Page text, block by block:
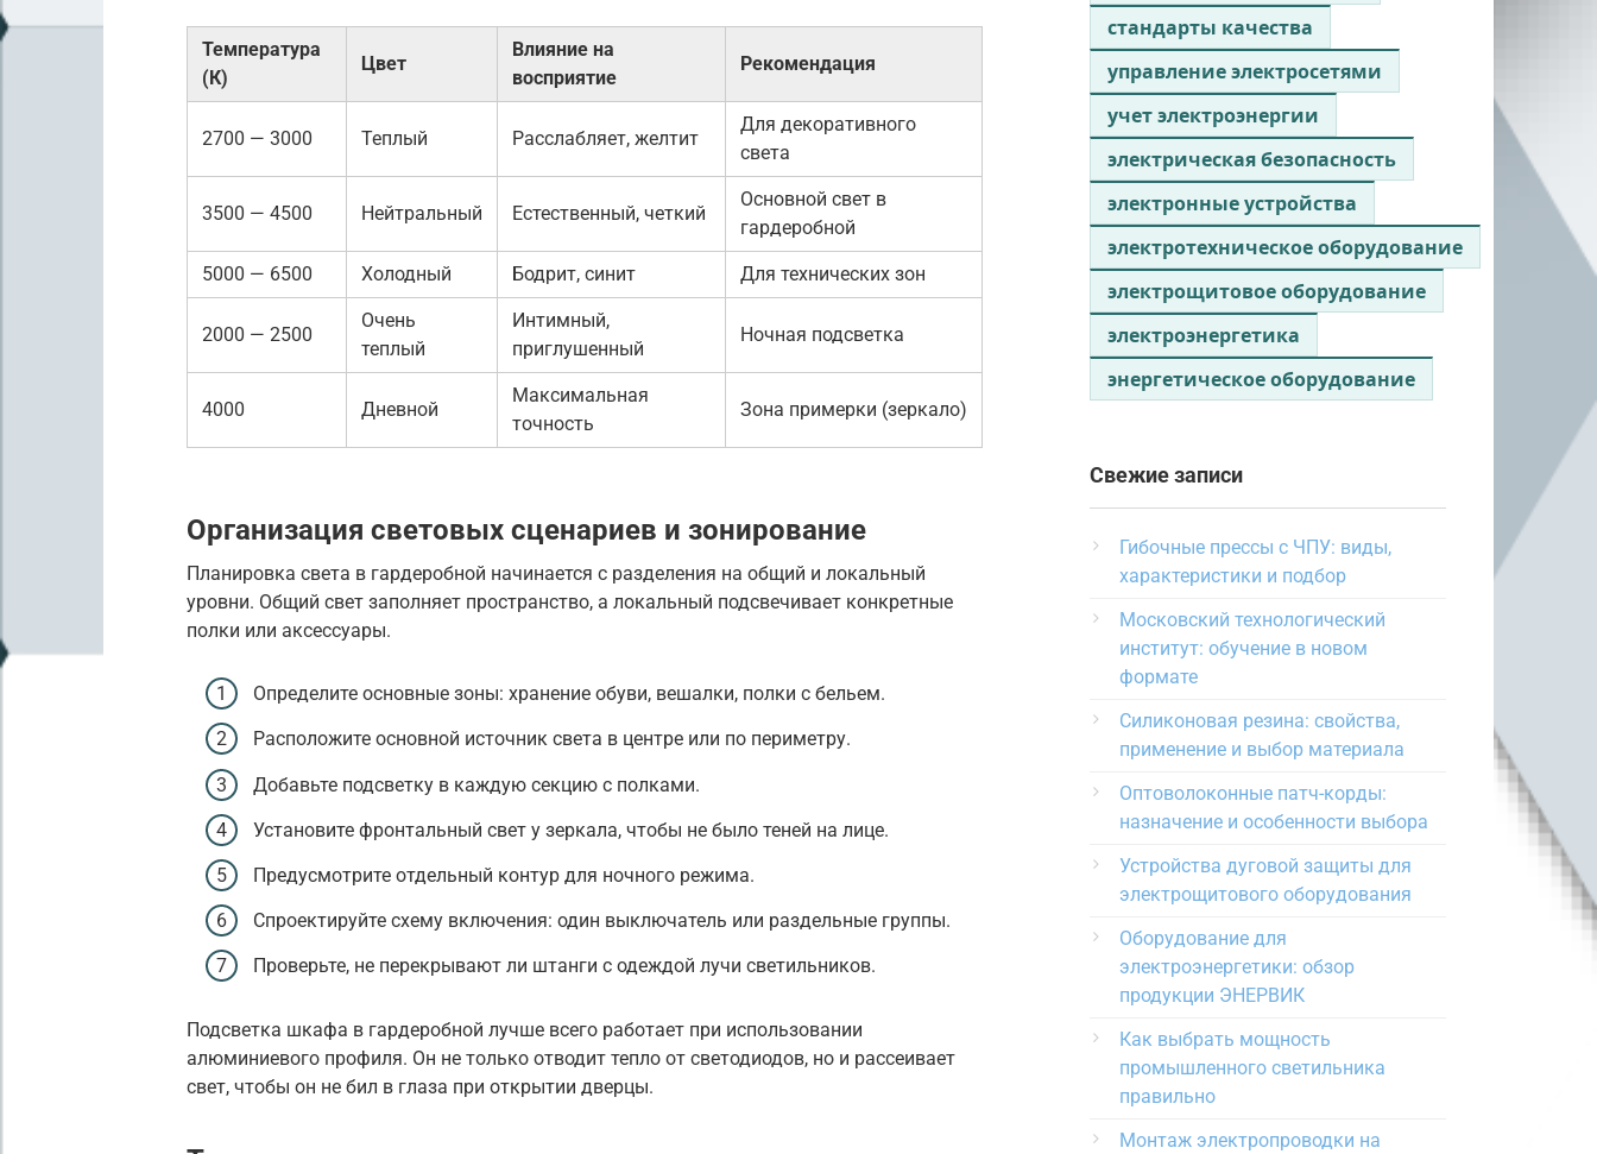
Температура
(К)
Цвет
Влияние на
восприятие
Рекомендация
2700 — 3000 Теплый Расслабляет, желтит
Для декоративного
света
3500 — 4500 Нейтральный Естественный, четкий
Основной свет в
гардеробной
5000 — 6500 Холодный Бодрит, синит Для технических зон
2000 — 2500
Очень
теплый
Интимный,
приглушенный
Ночная подсветка
4000 Дневной
Максимальная
точность
Зона примерки (зеркало)
Организация световых сценариев и зонирование
Планировка света в гардеробной начинается с разделения на общий и локальный
уровни. Общий свет заполняет пространство, а локальный подсвечивает конкретные
полки или аксессуары.
Определите основные зоны: хранение обуви, вешалки, полки с бельем.
Расположите основной источник света в центре или по периметру.
Добавьте подсветку в каждую секцию с полками.
Установите фронтальный свет у зеркала, чтобы не было теней на лице.
Предусмотрите отдельный контур для ночного режима.
Спроектируйте схему включения: один выключатель или раздельные группы.
Проверьте, не перекрывают ли штанги с одеждой лучи светильников.
Подсветка шкафа в гардеробной лучше всего работает при использовании
алюминиевого профиля. Он не только отводит тепло от светодиодов, но и рассеивает
свет, чтобы он не бил в глаза при открытии дверцы.
стандарты качества
управление электросетями
учет электроэнергии
электрическая безопасность
электронные устройства
электротехническое оборудование
электрощитовое оборудование
электроэнергетика
энергетическое оборудование
Свежие записи
Гибочные прессы с ЧПУ: виды,
характеристики и подбор
Московский технологический
институт: обучение в новом
формате
Силиконовая резина: свойства,
применение и выбор материала
Оптоволоконные патч-корды:
назначение и особенности выбора
Устройства дуговой защиты для
электрощитового оборудования
Оборудование для
электроэнергетики: обзор
продукции ЭНЕРВИК
Как выбрать мощность
промышленного светильника
правильно
Монтаж электропроводки на